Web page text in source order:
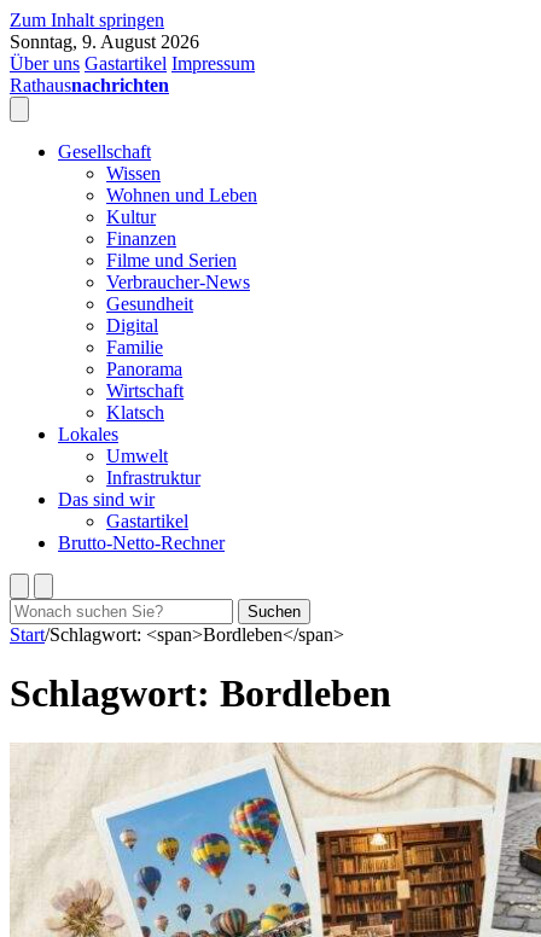
Zum Inhalt springen
Sonntag, 9. August 2026
Über uns Gastartikel Impressum
Rathausnachrichten
Gesellschaft
Wissen
Wohnen und Leben
Kultur
Finanzen
Filme und Serien
Verbraucher-News
Gesundheit
Digital
Familie
Panorama
Wirtschaft
Klatsch
Lokales
Umwelt
Infrastruktur
Das sind wir
Gastartikel
Brutto-Netto-Rechner
Suchen
nach:
Suchen
Start/Schlagwort: <span>Bordleben</span>
Schlagwort: Bordleben